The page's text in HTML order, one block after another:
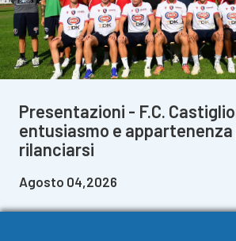
Presentazioni - F.C.
entusiasmo e appartenenza
rilanciarsi
Agosto 04,2026